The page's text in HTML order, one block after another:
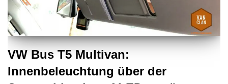
VW Bus T5 Multivan:
Innenbeleuchtung über der